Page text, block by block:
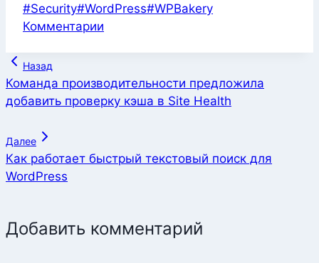
Метки
записи:
#Security#WordPress#WPBakery
Комментарии
Навигация
по
записям
Назад
Команда производительности предложила
добавить проверку кэша в Site Health
Далее
Как работает быстрый текстовый поиск для
WordPress
Добавить комментарий